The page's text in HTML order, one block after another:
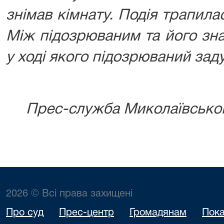
знімав кімнату. Подія
Між підозрюваним та його
у ході якого підозрюваний
Прес-служба
2026 © Всі права захищені
Про суд Прес-центр Громадянам